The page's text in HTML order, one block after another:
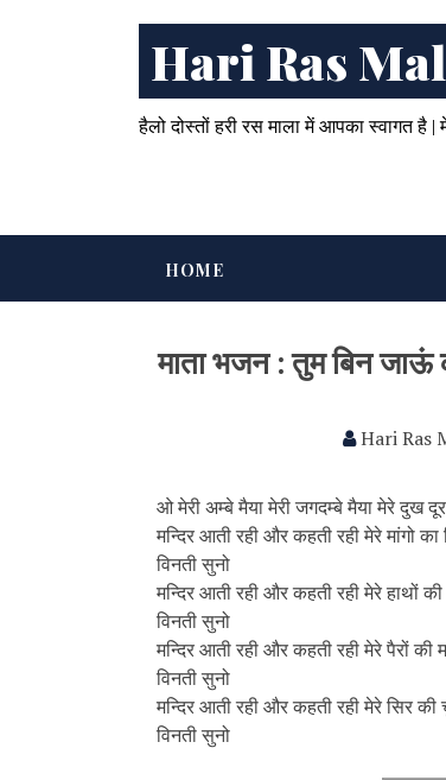
Hari Ras
हैलो दोस्तों हरी रस माला में आपका स्वागत
HOME
माता भजन : तुम बिन
Hari Ras
ओ मेरी अम्बे मैया मेरी जगदम्बे मैया मेरे दुख दूर
मन्दिर आती रही और कहती रही मेरे मांगो
विनती सुनो
मन्दिर आती रही और कहती रही मेरे हाथों
विनती सुनो
मन्दिर आती रही और कहती रही मेरे पैरों
विनती सुनो
मन्दिर आती रही और कहती रही मेरे सिर
विनती सुनो